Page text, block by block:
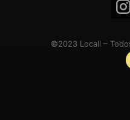
©2023 Locall –